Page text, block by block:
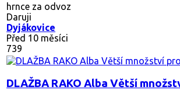
hrnce za odvoz
Daruji
Dyjákovice
Před 10 měsíci
739
DLAŽBA RAKO Alba Větší